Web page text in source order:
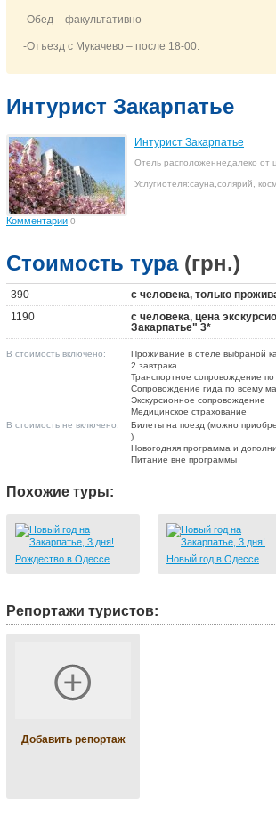
-Обед – факультативно
-Отъезд с Мукачево – после 18-00.
Интурист Закарпатье
Интурист Закарпатье
Отель расположеннедалеко от
Услугиотеля:сауна солярий ,
Комментарии 0
Стоимость тура (грн.)
390
с человека, только
1190
с человека, цена
Закарпатье" 3*
В стоимость включено:
Проживание в отеле выбраной
2 завтрака
Транспортное сопровождение
Сопровождение гида по всему
Экскурсионное сопровождение
Медицинское страхование
В стоимость не включено:
Билеты на поезд (можно
)
Новогодняя программа и
Питание вне программы
Похожие туры:
Рождество в Одессе Новый год в Одессе
Репортажи туристов:
Добавить репортаж